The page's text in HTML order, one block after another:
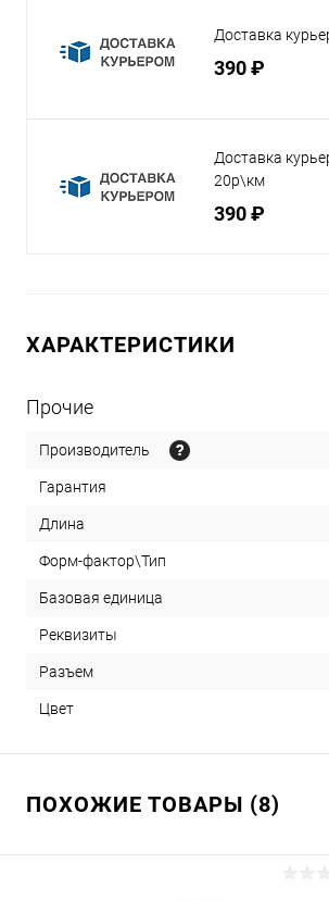
Доставка
390 ₽
Доставка
20р\км
390 ₽
ХАРАКТЕРИСТИКИ
Прочие
Производитель
Гарантия
Длина
Форм-фактор\Тип
Базовая единица
Реквизиты
Разъем
Цвет
ПОХОЖИЕ ТОВАРЫ (8)